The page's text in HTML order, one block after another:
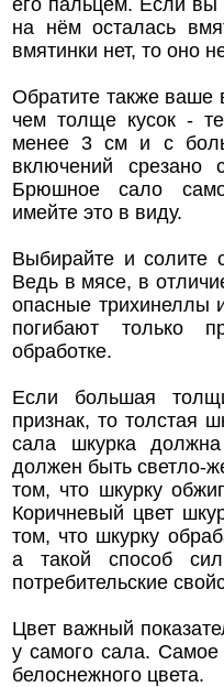
на нём осталась
вмятинки нет, то оно
Обратите также ваше
чем толще кусок -
менее 3 см и с
включений срезано
Брюшное сало
имейте это в виду.
Выбирайте и солите
Ведь в мясе, в
опасные трихинеллы
погибают только
обработке.
Если большая
признак, то толстая
сала шкурка
должен быть светло-
том, что шкурку
Коричневый цвет
том, что шкурку
а такой способ
потребительские
Цвет важный
у самого сала.
белоснежного цвета.